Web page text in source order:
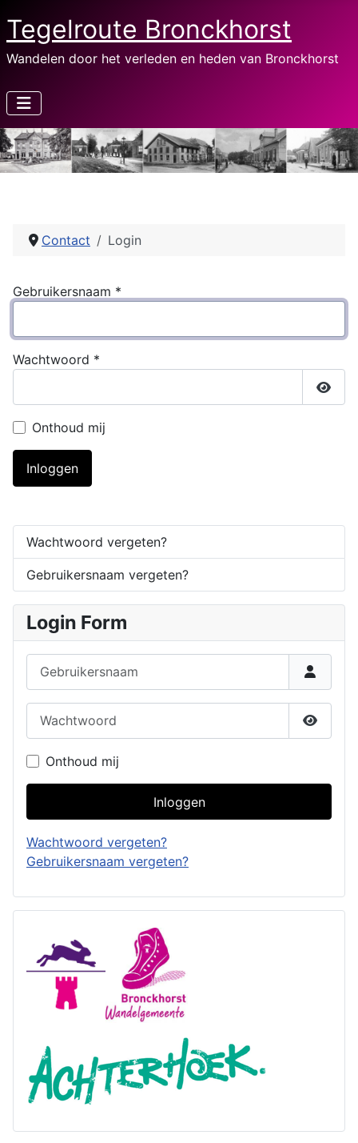
Tegelroute Bronckhorst
Wandelen door het verleden en heden van Bronckhorst
Contact Login
Gebruikersnaam *
Wachtwoord *
Toon
Onthoud mij
Inloggen
Wachtwoord vergeten?
Gebruikersnaam vergeten?
Login Form
Toon
Onthoud mij
Inloggen
Wachtwoord vergeten?
Gebruikersnaam vergeten?